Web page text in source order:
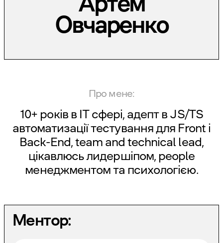
Овчаренко
Про мене:
10+ років в ІТ сфері, адепт в JS/TS
автоматизації тестування для Front і
Back-End, team and technical lead,
цікавлюсь лидершіпом, people
менеджментом та психологією.
Ментор: